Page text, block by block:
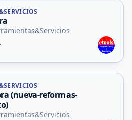
(nueva-reformas-